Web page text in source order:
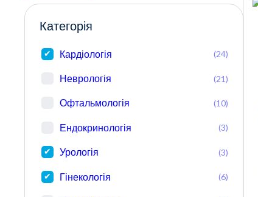
Категорія
Кардіологія (24)
Неврологія (21)
Офтальмологія (10)
Ендокринологія (3)
Урологія (3)
Гінекологія (6)